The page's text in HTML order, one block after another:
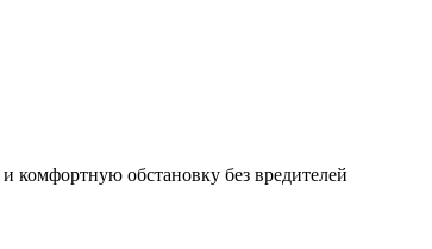
комфортную обстановку без вредителей